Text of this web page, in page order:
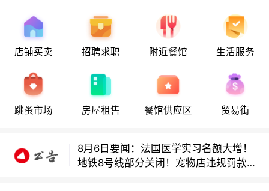
店铺买卖 招聘求职 附近餐馆 生活服务
跳蚤市场 房屋租售 餐馆供应区 贸易街
8月6日要闻：法国医学实习名额大增！
地铁8号线部分关闭！宠物店违规罚款出
炉！
巴黎地铁音乐家海选启动！
8月6日要闻：法国医学实习名额大增！
地铁8号线部分关闭！宠物店违规罚款出
炉！